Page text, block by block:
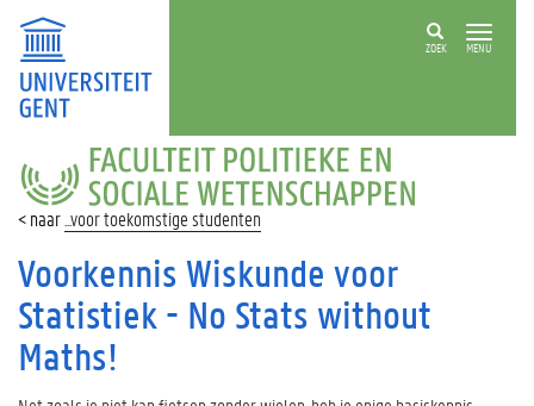
ZOEK MENU
FACULTEIT
POLITIEKE
EN
SOCIALE...voor toekomstige studenten
Voorkennis Wiskunde voor
Statistiek - No Stats without
Maths!